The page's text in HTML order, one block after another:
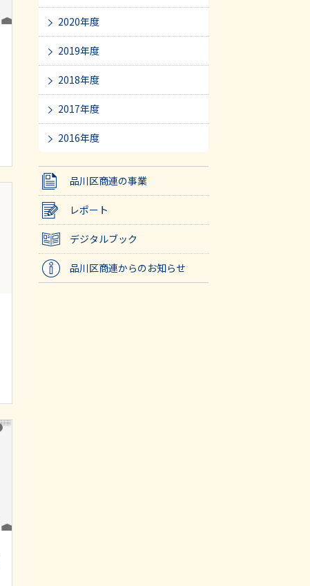
2020年度
2019年度
2018年度
2017年度
2016年度
品川区商連の事業
レポート
デジタルブック
品川区商連からのお知らせ